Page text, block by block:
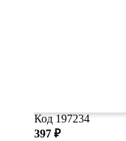
Код 197234
397 ₽